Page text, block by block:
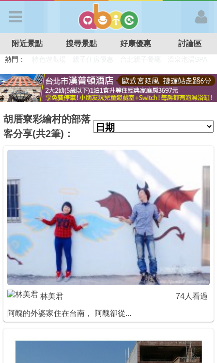
APP登入
首 頁
好康優惠
最新留言
商家合作
推薦景點
討論區
附近景點 搜尋景點 好康優惠 討論區
熱門：
胡厝寮彩繪村的部落
客分享(共2筆)：
林美君 74人看過
阿醜的外婆家住在台南， 阿醜卻從...